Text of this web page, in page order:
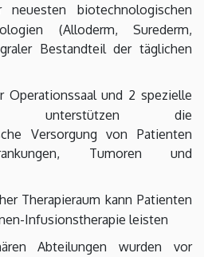
neuesten biotechnologischen
(Alloderm, Surederm,
Bestandteil der täglichen
Operationssaal und 2 spezielle
unterstützen die
Versorgung von Patienten
Tumoren und
Therapieraum kann Patienten
Infusionstherapie leisten
Abteilungen wurden vor